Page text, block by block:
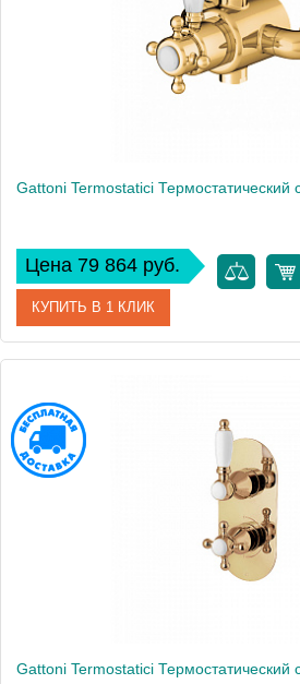
Цена 79 864 руб.
КУПИТЬ В 1 КЛИК
Производитель